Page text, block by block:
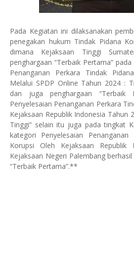
Pada Kegiatan ini dilaksanakan
penegakan hukum Tindak Pidana
dimana Kejaksaan Tinggi
penghargaan “Terbaik Pertama”
Penanganan Perkara Tindak
Melalui SPDP Online Tahun 2024 :
dan juga penghargaan “Terbaik
Penyelesaian Penanganan Perkara
Kejaksaan Republik Indonesia Tahun
Tinggi” selain itu juga pada tingkat
kategori Penyelesaian
Korupsi Oleh Kejaksaan Republik
Kejaksaan Negeri Palembang
“Terbaik Pertama”.**